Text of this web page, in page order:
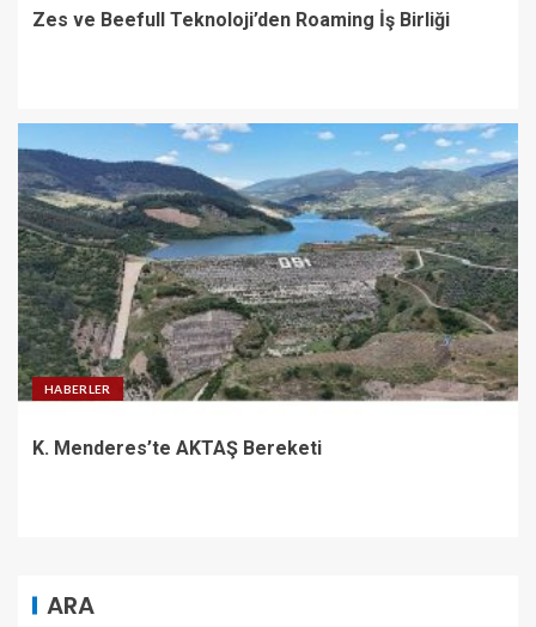
Zes ve Beefull Teknoloji’den Roaming İş Birliği
HABERLER
K. Menderes’te AKTAŞ Bereketi
ARA